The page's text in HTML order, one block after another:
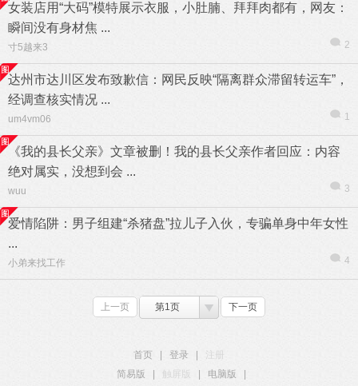
女装店用“大码”模特展示衣服，小肚腩、拜拜肉都有，网友：
瞬间没有身材焦 ...
寸5越来3 2
达州市达川区发布致歉信：网民反映“隔离群众滞留转运车”，
经调查核实情况 ...
um4vm06 1
《我的县长父亲》文章被删！我的县长父亲作者回应：内容
绝对属实，没想到会 ...
wuu 3
爱情陷阱：男子组建“杀猪盘”拉儿子入伙，专骗单身中年女性
...
小弟来找工作 4
上一页 第1页 下一页
首页 登录
注册
简易版
触屏版 电脑版